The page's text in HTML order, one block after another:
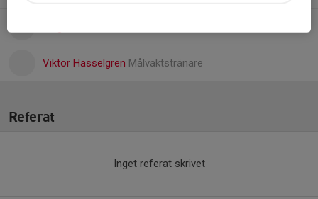
Viktor Hasselgren Målvaktstränare
Referat
Inget referat skrivet